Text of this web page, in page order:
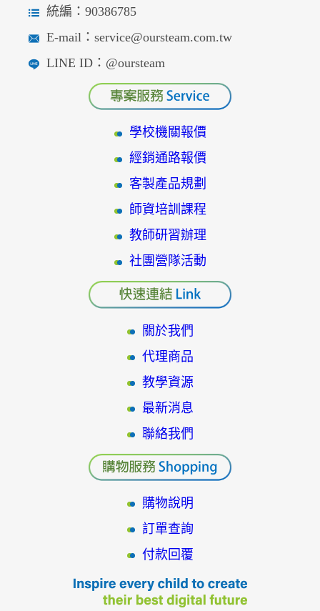
統編：90386785
E-mail：service@oursteam.com.tw
LINE ID：@oursteam
學校機關報價
經銷通路報價
客製產品規劃
師資培訓課程
教師研習辦理
社團營隊活動
關於我們
代理商品
教學資源
最新消息
聯絡我們
購物說明
訂單查詢
付款回覆